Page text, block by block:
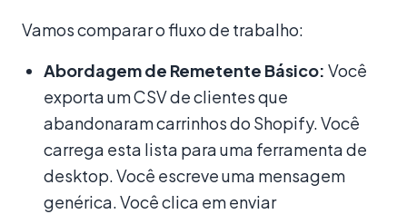
Vamos comparar o fluxo de trabalho:
Abordagem de Remetente Básico: Você
exporta um CSV de clientes que
abandonaram carrinhos do Shopify. Você
carrega esta lista para uma ferramenta de
desktop. Você escreve uma mensagem
genérica. Você clica em enviar